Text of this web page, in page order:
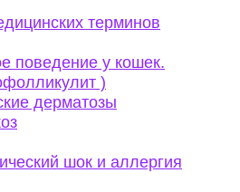
терминов
поведение у кошек.
)
дерматозы
шок и аллергия